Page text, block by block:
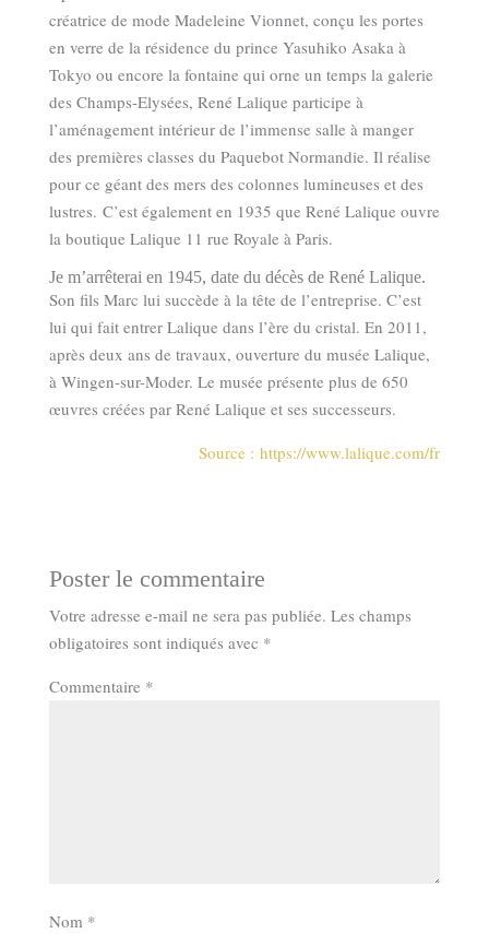
créatrice de mode Madeleine Vionnet, conçu les portes
en verre de la résidence du prince Yasuhiko Asaka à
Tokyo ou encore la fontaine qui orne un temps la galerie
des Champs-Elysées, René Lalique participe à
l’aménagement intérieur de l’immense salle à manger
des premières classes du Paquebot Normandie. Il réalise
pour ce géant des mers des colonnes lumineuses et des
lustres. C’est également en 1935 que René Lalique ouvre
la boutique Lalique 11 rue Royale à Paris.
Je m’arrêterai en 1945, date du décès de René Lalique.
Son fils Marc lui succède à la tête de l’entreprise. C’est
lui qui fait entrer Lalique dans l’ère du cristal. En 2011,
après deux ans de travaux, ouverture du musée Lalique,
à Wingen-sur-Moder. Le musée présente plus de 650
œuvres créées par René Lalique et ses successeurs.
Source : https://www.lalique.com/fr
Poster le commentaire
Votre adresse e-mail ne sera pas publiée. Les champs
obligatoires sont indiqués avec *
Commentaire *
Nom *